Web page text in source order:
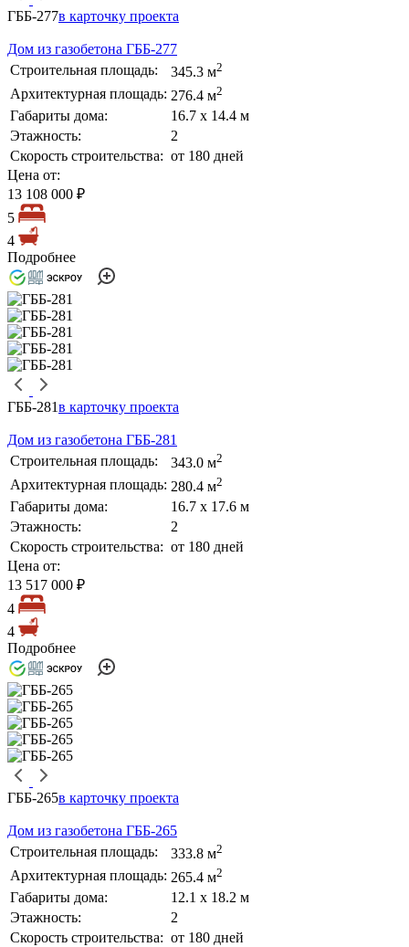
ГББ-277в карточку проекта
Дом из газобетона ГББ-277
Строительная площадь:
345.3 м2
Архитектурная площадь: 276.4 м2
Габариты дома:
16.7 х 14.4 м
Этажность:
2
Скорость строительства: от 180 дней
Цена от:
13 108 000 ₽
5
4
Подробнее
ГББ-281в карточку проекта
Дом из газобетона ГББ-281
Строительная площадь:
343.0 м2
Архитектурная площадь: 280.4 м2
Габариты дома:
16.7 х 17.6 м
Этажность:
2
Скорость строительства: от 180 дней
Цена от:
13 517 000 ₽
4
4
Подробнее
ГББ-265в карточку проекта
Дом из газобетона ГББ-265
Строительная площадь:
333.8 м2
Архитектурная площадь: 265.4 м2
Габариты дома:
12.1 х 18.2 м
Этажность:
2
Скорость строительства: от 180 дней